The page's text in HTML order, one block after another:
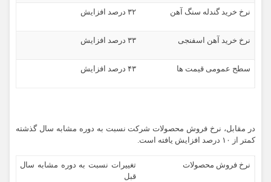
نرخ خرید گندله سنگ آهن ۳۲ درصد افزایش
نرخ خرید آهن اسفنجی ۳۳ درصد افزایش
سطح عمومی قیمت ها ۴۳ درصد افزایش
در مقابل، نرخ فروش محصولات شرکت نسبت به دوره مشابه سال گذشته
کمتر از ۱۰ درصد افزایش یافته است.
نرخ فروش محصولات
تغییرات نسبت به دوره مشابه سال
قبل